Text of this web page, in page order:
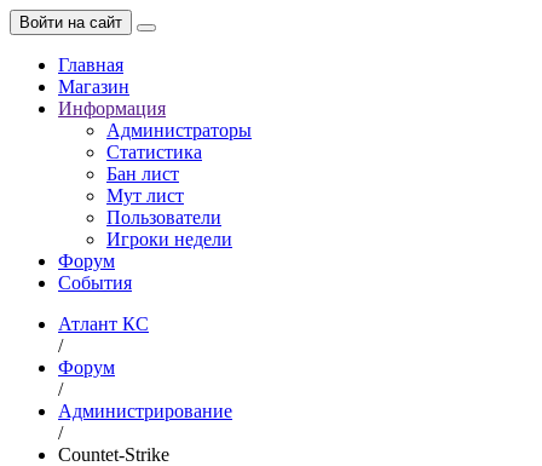
Войти на сайт
Главная
Магазин
Информация
Администраторы
Статистика
Бан лист
Мут лист
Пользователи
Игроки недели
Форум
События
Атлант КС
/
Форум
/
Администрирование
/
Countet-Strike